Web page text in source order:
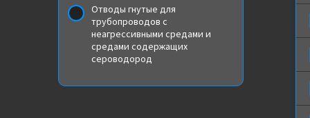
Отводы гнутые для
трубопроводов с
неагрессивными средами и
средами содержащих
сероводород